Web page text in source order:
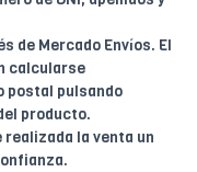
de Mercado Envíos. El
calcularse
postal pulsando
producto.
realizada la venta un